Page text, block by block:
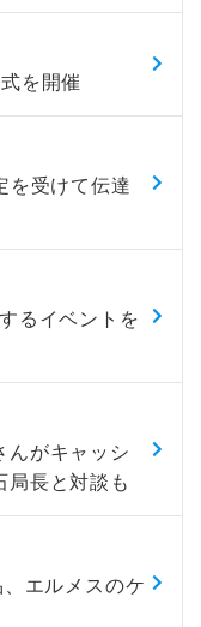
を開催
を受けて伝達
るイベントを
んがキャッシ
局長と対談も
エルメスのケ